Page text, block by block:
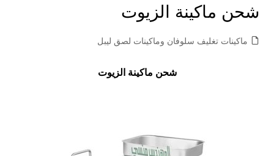
شحن ماكينة الزيوت
ماكينات تغليف سلوفان وماكينات لصق ليبل
شحن ماكينة الزيوت